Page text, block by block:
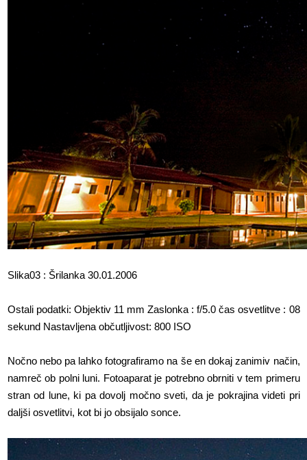
Slika03 : Šrilanka 30.01.2006
Ostali podatki: Objektiv 11 mm Zaslonka : f/5.0 čas osvetlitve : 08
sekund Nastavljena občutljivost: 800 ISO
Nočno nebo pa lahko fotografiramo na še en dokaj zanimiv način,
namreč ob polni luni. Fotoaparat je potrebno obrniti v tem primeru
stran od lune, ki pa dovolj močno sveti, da je pokrajina videti pri
daljši osvetlitvi, kot bi jo obsijalo sonce.